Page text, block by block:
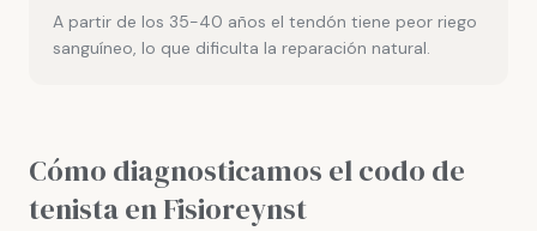
A partir de los 35-40 años el tendón tiene peor riego
sanguíneo, lo que dificulta la reparación natural.
Cómo diagnosticamos el codo de
tenista en Fisioreynst